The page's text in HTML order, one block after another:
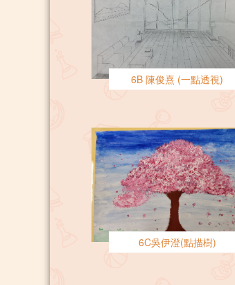
6B 陳俊熹 (一點透視)
6C吳伊澄(點描樹)